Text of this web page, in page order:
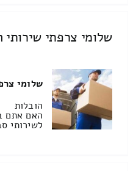
שלומי צרפתי שירותי
שלומי
הובלות
האם אתם
לשירותי